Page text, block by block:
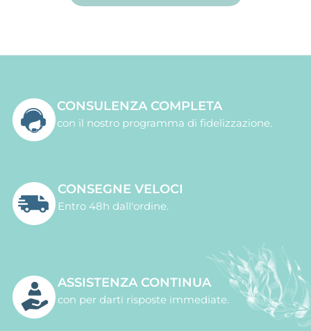
CONSULENZA COMPLETA
con il nostro programma di fidelizzazione.
CONSEGNE VELOCI
Entro 48h dall'ordine.
ASSISTENZA CONTINUA
con per darti risposte immediate.